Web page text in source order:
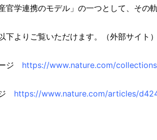
官学連携のモデル」の一つとして、その
下よりご覧いただけます。（外部サイト）
ジ https://www.nature.com/
https://www.nature.com/articles/